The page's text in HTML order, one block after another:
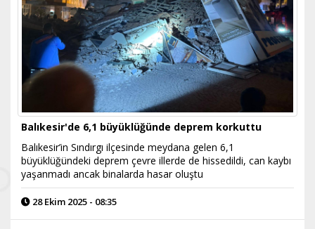
Balıkesir'de 6,1 büyüklüğünde deprem korkuttu
Balıkesir’in Sındırgı ilçesinde meydana gelen 6,1
büyüklüğündeki deprem çevre illerde de hissedildi, can kaybı
yaşanmadı ancak binalarda hasar oluştu
28 Ekim 2025 - 08:35